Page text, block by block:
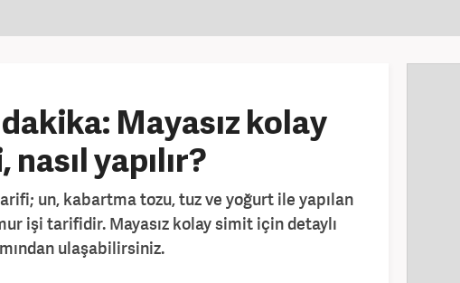
Mayasız kolay
yapılır?
un, kabartma tozu, tuz ve yoğurt ile yapılan
işi tarifidir. Mayasız kolay simit için detaylı
ulaşabilirsiniz.